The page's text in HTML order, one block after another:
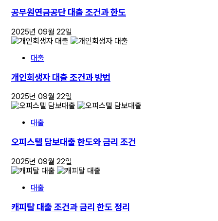
공무원연금공단 대출 조건과 한도
2025년 09월 22일
대출
개인회생자 대출 조건과 방법
2025년 09월 22일
대출
오피스텔 담보대출 한도와 금리 조건
2025년 09월 22일
대출
캐피탈 대출 조건과 금리 한도 정리